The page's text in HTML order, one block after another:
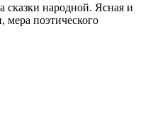
народной. Ясная и
поэтического